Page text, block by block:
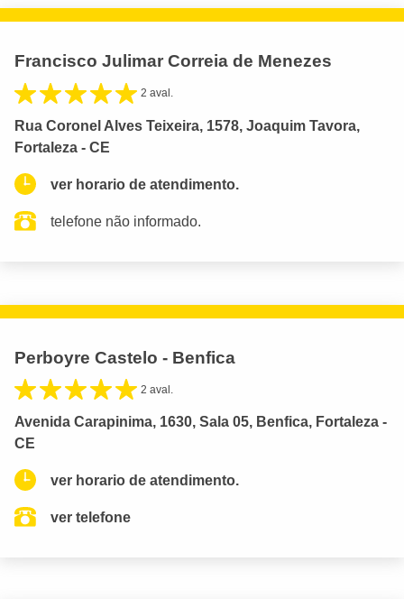
Francisco Julimar Correia de Menezes
2 aval.
Rua Coronel Alves Teixeira, 1578, Joaquim Tavora,
Fortaleza - CE
ver horario de atendimento.
telefone não informado.
Perboyre Castelo - Benfica
2 aval.
Avenida Carapinima, 1630, Sala 05, Benfica, Fortaleza -
CE
ver horario de atendimento.
ver telefone